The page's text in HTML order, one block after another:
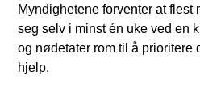
Myndighetene forventer at flest
seg selv i minst én uke ved en
og nødetater rom til å prioritere
hjelp.